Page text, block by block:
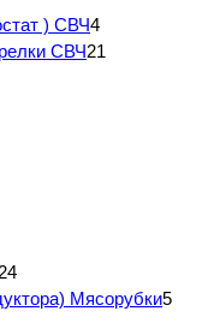
) СВЧ4
СВЧ21
24
Мясорубки5